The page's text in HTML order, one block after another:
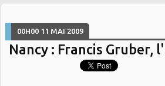
00H00 11 MAI 2009
Nancy : Francis Gruber,